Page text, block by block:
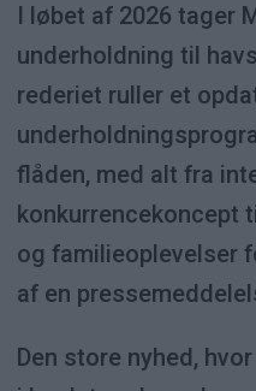
I løbet af 2026 tager
underholdning til
rederiet ruller et
flåden, med alt fra
konkurrencekoncept
og familieoplevelser
af en
Den store nyhed,